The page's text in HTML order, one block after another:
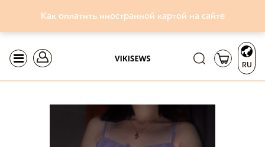
Как оплатить иностранной картой на сайте
RU